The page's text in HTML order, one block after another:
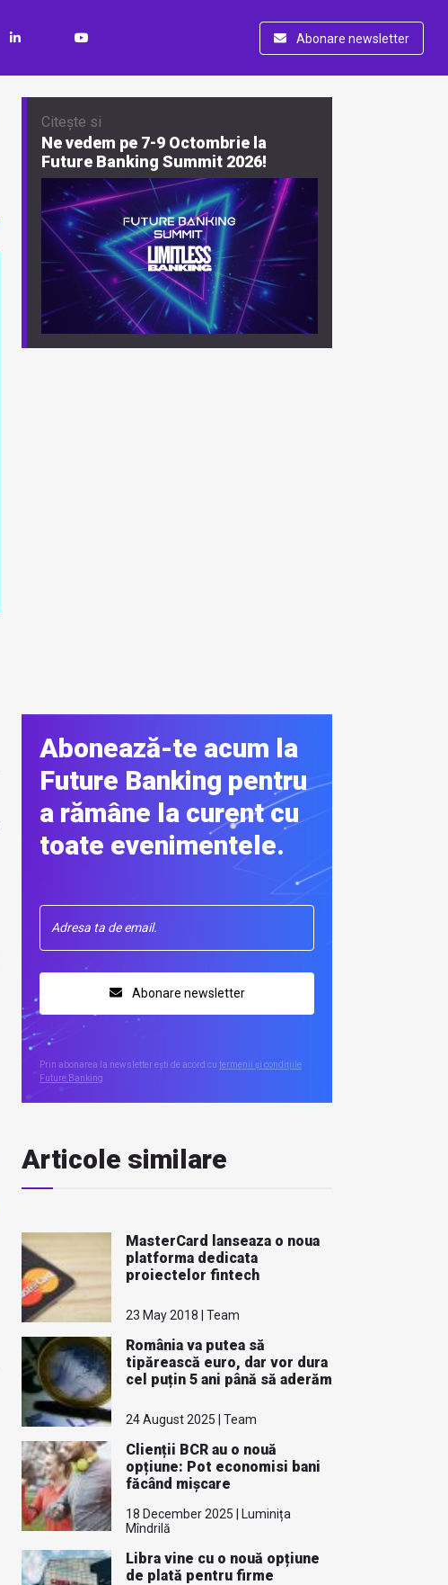
Abonare newsletter
Citește si
Ne vedem pe 7-9 Octombrie la
Future Banking Summit 2026!
Abonează-te acum la
Future Banking pentru
a rămâne la curent cu
toate evenimentele.
Abonare newsletter
Prin abonarea la newsletter ești de acord cu termenii și condițiile
Future Banking
Articole similare
MasterCard lanseaza o noua
platforma dedicata
proiectelor fintech
23 May 2018 | Team
România va putea să
tipărească euro, dar vor dura
cel puțin 5 ani până să aderăm
24 August 2025 | Team
Clienții BCR au o nouă
opțiune: Pot economisi bani
făcând mișcare
18 December 2025 | Luminița
Mîndrilă
Libra vine cu o nouă opțiune
de plată pentru firme